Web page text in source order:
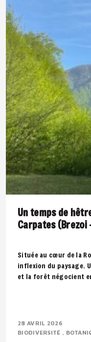
Un temps de
Carpates (Brezoi
Située au cœur de la
inflexion du paysage.
et la forêt négocient
28 AVRIL 2026
BIODIVERSITÉ